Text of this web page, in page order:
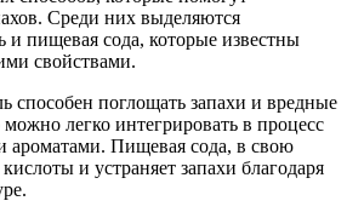
Среди них выделяются
и пищевая сода, которые известны
свойствами.
способен поглощать запахи и вредные
легко интегрировать в процесс
ароматами. Пищевая сода, в свою
и устраняет запахи благодаря